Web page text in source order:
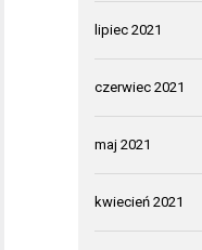
lipiec 2021
czerwiec 2021
maj 2021
kwiecień 2021